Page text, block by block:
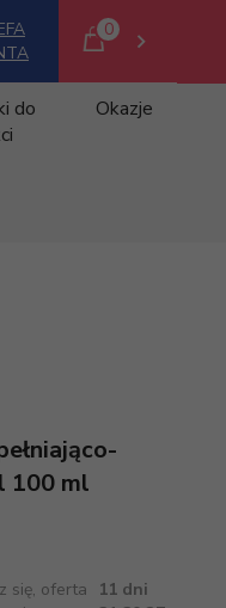
0
do
Okazje
100 ml
się, oferta
11 dni